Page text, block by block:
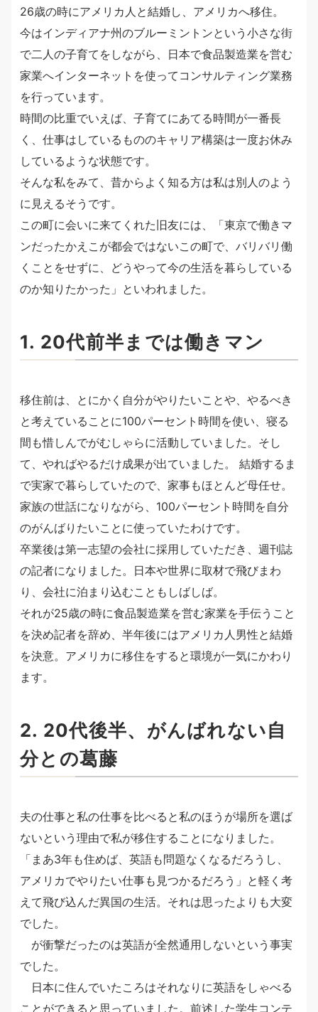
26歳の時にアメリカ人と結婚し、アメリカへ移住。
今はインディアナ州のブルーミントンという小さな街
で二人の子育てをしながら、日本で食品製造業を営む
家業へインターネットを使ってコンサルティング業務
を行っています。
時間の比重でいえば、子育てにあてる時間が一番長
く、仕事はしているもののキャリア構築は一度お休み
しているような状態です。
そんな私をみて、昔からよく知る方は私は別人のよう
に見えるそうです。
この町に会いに来てくれた旧友には、「東京で働きマ
ンだったかえこが都会ではないこの町で、バリバリ働
くことをせずに、どうやって今の生活を暮らしている
のか知りたかった」といわれました。
1. 20代前半までは働きマン
移住前は、とにかく自分がやりたいことや、やるべき
と考えていることに100パーセント時間を使い、寝る
間も惜しんでがむしゃらに活動していました。そし
て、やればやるだけ成果が出ていました。 結婚するま
で実家で暮らしていたので、家事もほとんど母任せ。
家族の世話になりながら、100パーセント時間を自分
のがんばりたいことに使っていたわけです。
卒業後は第一志望の会社に採用していただき、週刊誌
の記者になりました。日本や世界に取材で飛びまわ
り、会社に泊まり込むこともしばしば。
それが25歳の時に食品製造業を営む家業を手伝うこと
を決め記者を辞め、半年後にはアメリカ人男性と結婚
を決意。アメリカに移住をすると環境が一気にかわり
ます。
2. 20代後半、がんばれない自
分との葛藤
夫の仕事と私の仕事を比べると私のほうが場所を選ば
ないという理由で私が移住することになりました。
「まあ3年も住めば、英語も問題なくなるだろうし、
アメリカでやりたい仕事も見つかるだろう」と軽く考
えて飛び込んだ異国の生活。それは思ったよりも大変
でした。
が衝撃だったのは英語が全然通用しないという事実
でした。
日本に住んでいたころはそれなりに英語をしゃべる
ことができると思っていました。前述した学生コンテ